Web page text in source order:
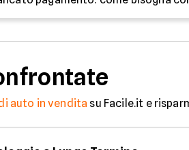
auto in vendita su Facile.it e